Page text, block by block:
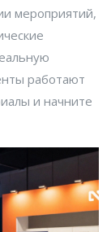
мероприятий,
работают
и начните